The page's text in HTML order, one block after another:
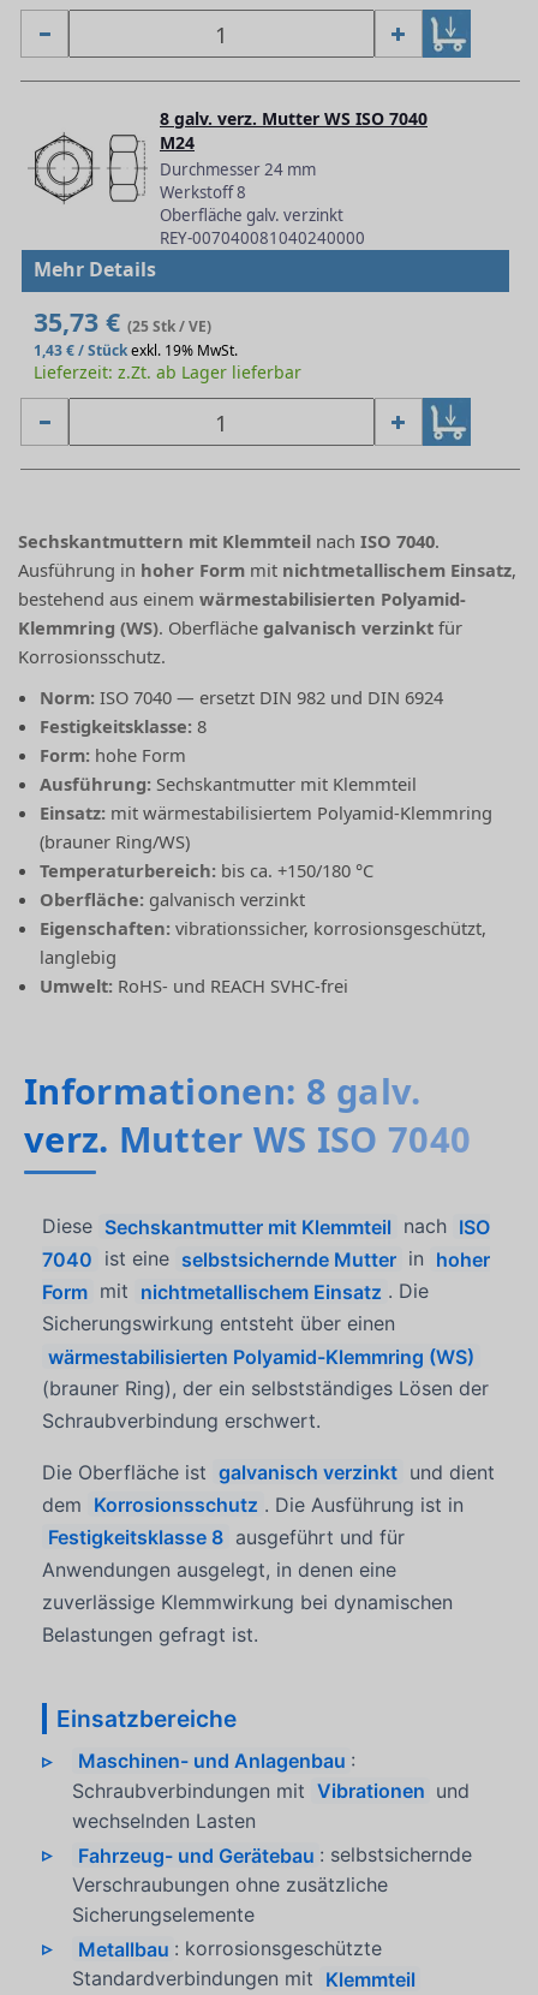
8 galv. verz. Mutter WS ISO 7040
M24
Durchmesser 24 mm
Werkstoff 8
Oberfläche galv. verzinkt
REY-007040081040240000
Mehr Details
35,73 € (25 Stk / VE)
1,43 € / Stückexkl. 19% MwSt.
Lieferzeit: z.Zt. ab Lager lieferbar
Sechskantmuttern mit Klemmteil nachISO 7040.
Ausführung in hoher Form mit nichtmetallischem Einsatz,
bestehend aus einemwärmestabilisierten Polyamid-
Klemmring (WS). Oberflächegalvanisch verzinkt für
Korrosionsschutz.
Norm: ISO 7040 — ersetzt DIN 982 und DIN 6924
Festigkeitsklasse: 8
Form: hohe Form
Ausführung: Sechskantmutter mit Klemmteil
Einsatz: mit wärmestabilisiertem Polyamid-Klemmring
(brauner Ring/WS)
Temperaturbereich: bis ca. +150/180 °C
Oberfläche: galvanisch verzinkt
Eigenschaften: vibrationssicher, korrosionsgeschützt,
langlebig
Umwelt: RoHS- und REACH SVHC-frei
Informationen: 8 galv.
verz. Mutter WS ISO 7040
Diese Sechskantmutter mit Klemmteil nach ISO
7040 ist eine selbstsichernde Mutter in hoher
Form mit nichtmetallischem Einsatz . Die
Sicherungswirkung entsteht über einen
wärmestabilisierten Polyamid-Klemmring (WS)
(brauner Ring), der ein selbstständiges Lösen der
Schraubverbindung erschwert.
Die Oberfläche ist galvanisch verzinkt und dient
dem Korrosionsschutz . Die Ausführung ist in
Festigkeitsklasse 8 ausgeführt und für
Anwendungen ausgelegt, in denen eine
zuverlässige Klemmwirkung bei dynamischen
Belastungen gefragt ist.
Einsatzbereiche
Maschinen- und Anlagenbau :
Schraubverbindungen mit Vibrationen und
wechselnden Lasten
Fahrzeug- und Gerätebau : selbstsichernde
Verschraubungen ohne zusätzliche
Sicherungselemente
Metallbau : korrosionsgeschützte
Standardverbindungen mit Klemmteil